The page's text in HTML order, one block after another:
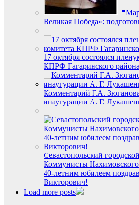
Великая Победа»:
17 октября состоялся
КПРФ Гагаринского района
Комментарий Г.А.
инаугурации А. Г.
Севастопольский
Коммунисты
40-летним юбилеем
Викторович!
Load more posts